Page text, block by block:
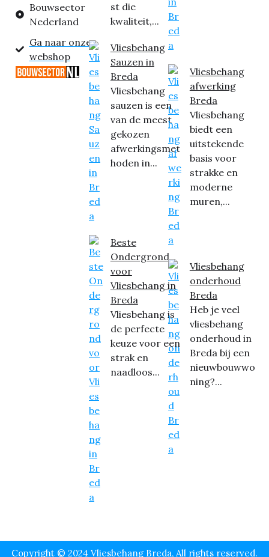
Bouwsector
Nederland
Ga naar onze
webshop
st die
kwaliteit,...
Vliesbehang
Sauzen in
Breda
Vliesbehang
sauzen is een
van de meest
gekozen
afwerkingsmet
hoden in...
Beste
Ondergrond
voor
Vliesbehang in
Breda
Vliesbehang is
de perfecte
keuze voor een
strak en
naadloos...
Vliesbehang
afwerking
Breda
Vliesbehang
biedt een
uitstekende
basis voor
strakke en
moderne
muren,...
Vliesbehang
onderhoud
Breda
Heb je veel
vliesbehang
onderhoud in
Breda bij een
nieuwbouwwo
ning?...
Copyright © 2024 Vliesbehang Breda, All rights reserved.